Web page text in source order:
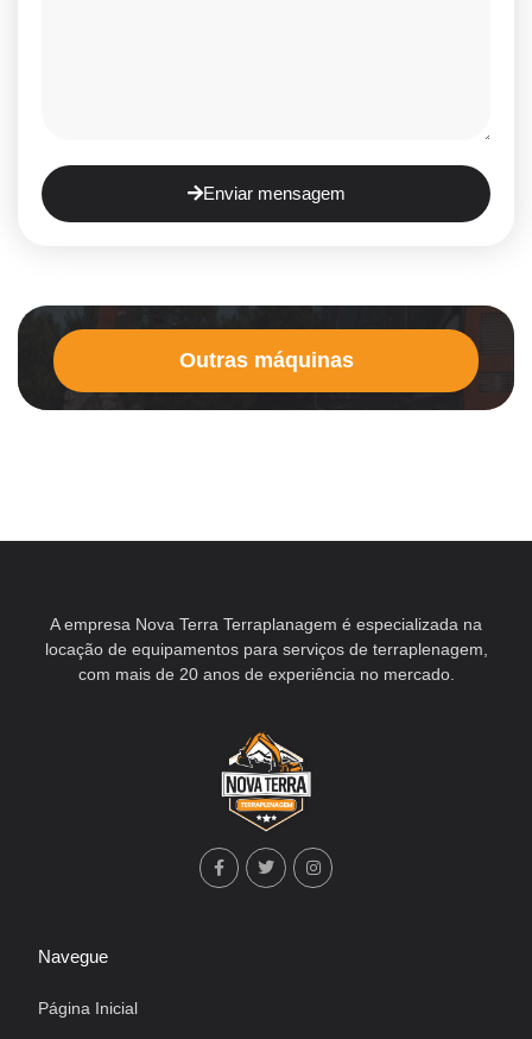
Enviar mensagem
Outras máquinas
A empresa Nova Terra Terraplanagem é especializada na
locação de equipamentos para serviços de terraplenagem,
com mais de 20 anos de experiência no mercado.
Navegue
Página Inicial